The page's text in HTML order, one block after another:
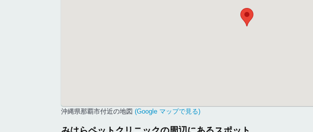
沖縄県那覇市付近の地図 (Google マップで見る)